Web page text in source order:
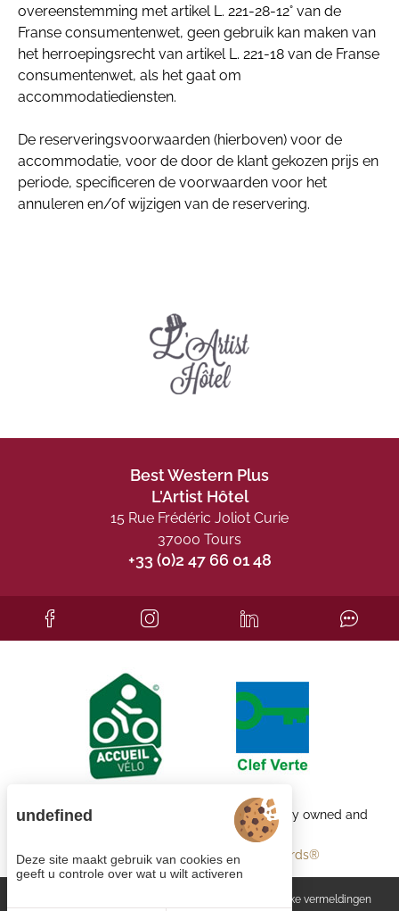
overeenstemming met artikel L. 221-28-12° van de
Franse consumentenwet, geen gebruik kan maken van
het herroepingsrecht van artikel L. 221-18 van de Franse
consumentenwet, als het gaat om
accommodatiediensten.
De reserveringsvoorwaarden (hierboven) voor de
accommodatie, voor de door de klant gekozen prijs en
periode, specificeren de voorwaarden voor het
annuleren en/of wijzigen van de reservering.
Best Western Plus
L'Artist Hôtel
15 Rue Frédéric Joliot Curie
37000 Tours
+33 (0)2 47 66 01 48
Each BWH℠ Hotels property is independently owned and
bestwestern.fr- Best Western Rewards®
Wettelijke vermeldingen
undefined
Deze site maakt gebruik van cookies en
geeft u controle over wat u wilt activeren